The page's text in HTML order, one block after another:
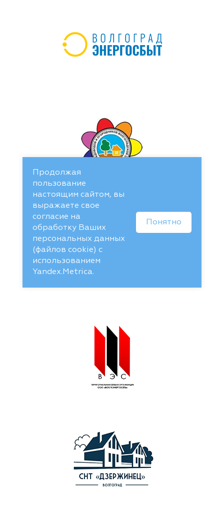
Продолжая
пользование
настоящим сайтом, вы
выражаете свое
согласие на
обработку Ваших
персональных данных
(файлов cookie) с
использованием
Yandex.Metrica.
Понятно